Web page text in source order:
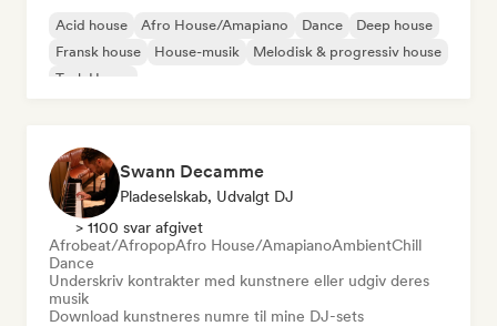
Acid house Afro House/Amapiano Dance
Deep house
Fransk house
House-musik
Melodisk & progressiv house
Tech House
Swann Decamme
Pladeselskab, Udvalgt DJ
> 1100 svar afgivet
Afrobeat/AfropopAfro House/AmapianoAmbientChill
Dance
Underskriv kontrakter med kunstnere eller udgiv deres
musik
Download kunstneres numre til mine DJ-sets